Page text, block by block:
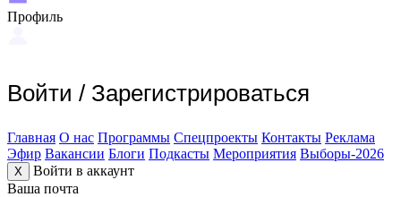
Профиль
Войти / Зарегистрироваться
Главная О нас Программы Спецпроекты Контакты Реклама
Эфир Вакансии Блоги Подкасты Мероприятия Выборы-2026
X
Войти в аккаунт
Ваша почта